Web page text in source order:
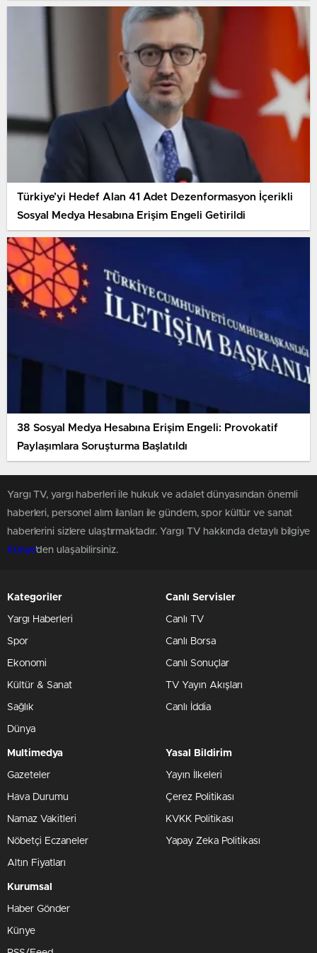
Türkiye’yi Hedef Alan 41 Adet Dezenformasyon İçerikli
Sosyal Medya Hesabına Erişim Engeli Getirildi
38 Sosyal Medya Hesabına Erişim Engeli: Provokatif
Paylaşımlara Soruşturma Başlatıldı
Yargı TV, yargı haberleri ile hukuk ve adalet dünyasından önemli
haberleri, personel alım ilanları ile gündem, spor kültür ve sanat
haberlerini sizlere ulaştırmaktadır. Yargı TV hakkında detaylı bilgiye
Künye'den ulaşabilirsiniz.
Kategoriler
Yargı Haberleri
Spor
Ekonomi
Kültür & Sanat
Sağlık
Dünya
Canlı Servisler
Canlı TV
Canlı Borsa
Canlı Sonuçlar
TV Yayın Akışları
Canlı İddia
Multimedya
Gazeteler
Hava Durumu
Namaz Vakitleri
Nöbetçi Eczaneler
Altın Fiyatları
Yasal Bildirim
Yayın İlkeleri
Çerez Politikası
KVKK Politikası
Yapay Zeka Politikası
Kurumsal
Haber Gönder
Künye